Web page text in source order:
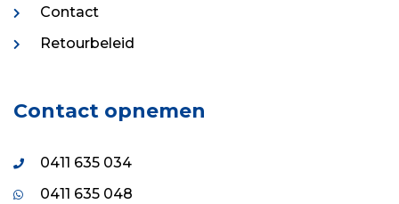
Contact
Retourbeleid
Contact opnemen
0411 635 034
0411 635 048